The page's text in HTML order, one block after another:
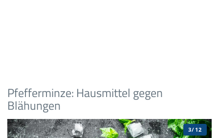
Pfefferminze: Hausmittel gegen
Blähungen
3/12